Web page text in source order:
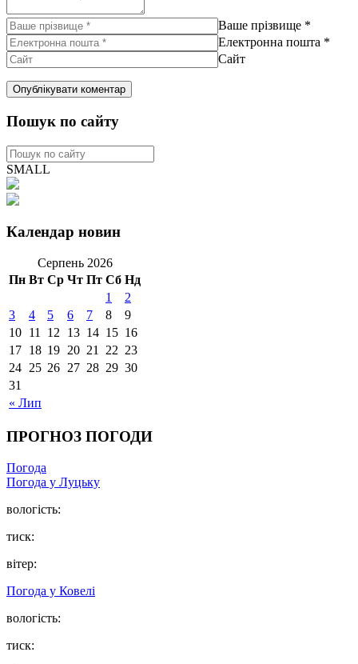
Ваше прізвище *
Електронна пошта *
Сайт
Пошук по сайту
SMALL
Календар новин
Серпень 2026
Пн Вт Ср Чт Пт Сб Нд
« Лип
1
2
3
4 5 6 7 8
9
10 11 12 13 14 15 16
17 18 19 20 21 22 23
24 25 26 27 28 29 30
31
ПРОГНОЗ ПОГОДИ
Погода
Погода у Луцьку
вологість:
тиск:
вітер:
Погода у Ковелі
вологість:
тиск: